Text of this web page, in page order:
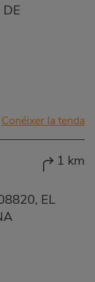
Conéixer la tenda
1 km
EL